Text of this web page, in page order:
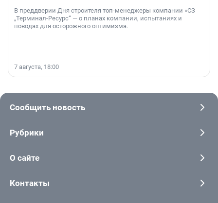
В преддверии Дня строителя топ-менеджеры компании «СЗ
„Терминал-Ресурс“ — о планах компании, испытаниях и
поводах для осторожного оптимизма.
7 августа, 18:00
Сообщить новость
Рубрики
О сайте
Контакты